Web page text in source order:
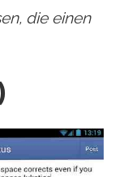
die einen